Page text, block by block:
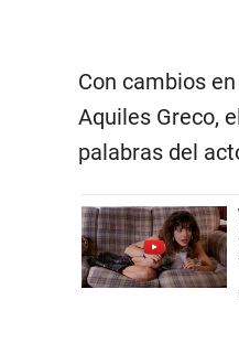
Con cambios
Aquiles Greco,
palabras del